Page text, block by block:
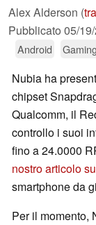
Alex Alderson (
Pubblicato 05/
Android Gaming
Nubia ha
chipset
Qualcomm, il
controllo i suoi
fino a 24.0000
nostro articolo
smartphone da
Per il momento,